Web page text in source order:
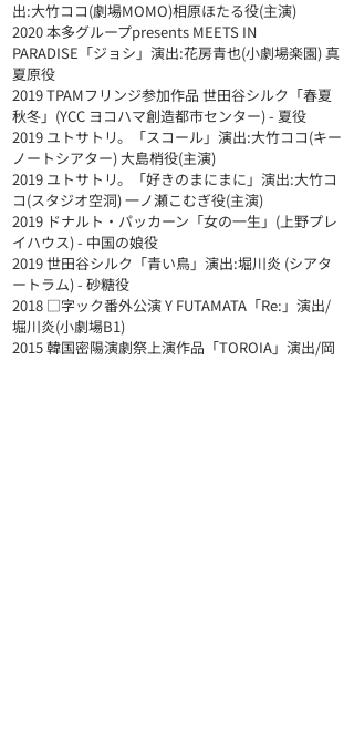
出:大竹ココ(劇場MOMO)相原ほたる役(主演)
2020 本多グループpresents MEETS IN
PARADISE「ジョシ」演出:花房青也(小劇場楽園) 真
夏原役
2019 TPAMフリンジ参加作品 世田谷シルク「春夏
秋冬」(YCC ヨコハマ創造都市センター) - 夏役
2019 ユトサトリ。「スコール」演出:大竹ココ(キー
ノートシアター) 大島梢役(主演)
2019 ユトサトリ。「好きのまにまに」演出:大竹コ
コ(スタジオ空洞) 一ノ瀬こむぎ役(主演)
2019 ドナルト・パッカーン「女の一生」(上野プレ
イハウス) - 中国の娘役
2019 世田谷シルク「青い鳥」演出:堀川炎 (シアタ
ートラム) - 砂糖役
2018 □字ック番外公演 Y FUTAMATA「Re:」演出/
堀川炎(小劇場B1)
2015 韓国密陽演劇祭上演作品「TOROIA」演出/岡